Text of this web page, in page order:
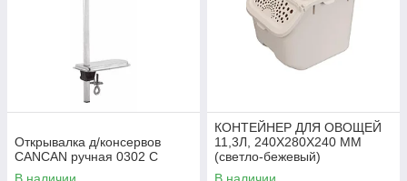
Открывалка д/консервов
CANCAN ручная 0302 С
КОНТЕЙНЕР ДЛЯ ОВОЩЕЙ
11,3Л, 240Х280Х240 ММ
(светло-бежевый)